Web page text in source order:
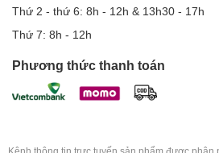
Thứ 2 - thứ 6: 8h - 12h & 13h30 - 17h
Thứ 7: 8h - 12h
Phương thức thanh toán